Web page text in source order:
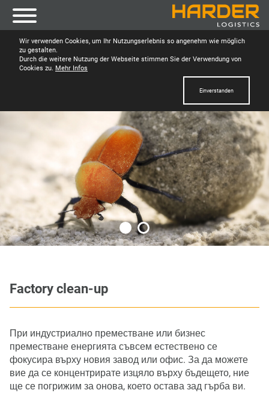
Wir verwenden Cookies, um Ihr Nutzungserlebnis so angenehm wie möglich
zu gestalten.
Durch die weitere Nutzung der Webseite stimmen Sie der Verwendung von
Cookies zu. Mehr Infos
Einverstanden
Factory clean-up
При индустриално преместване или бизнес
преместване енергията съвсем естествено се
фокусира върху новия завод или офис. За да можете
вие да се концентрирате изцяло върху бъдещето, ние
ще се погрижим за онова, което остава зад гърба ви.